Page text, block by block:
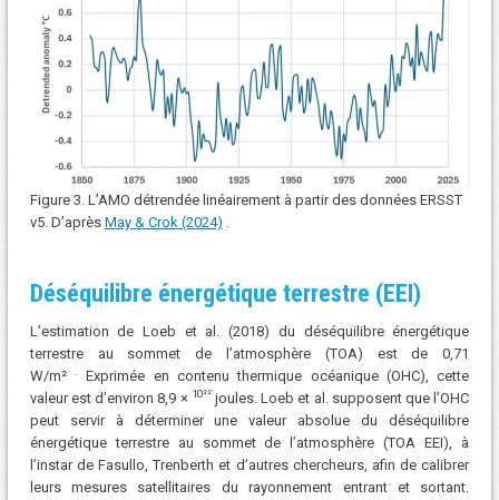
Figure 3. L’AMO détrendée linéairement à partir des données ERSST
v5. D’après May & Crok (2024) .
Déséquilibre énergétique terrestre (EEI)
L’estimation de Loeb et al. (2018) du déséquilibre énergétique
terrestre au sommet de l’atmosphère (TOA) est de 0,71
W/m²
Exprimée en contenu thermique océanique (OHC), cette
valeur est d’environ 8,9 × 10²²joules. Loeb et al. supposent que l’OHC
peut servir à déterminer une valeur absolue du déséquilibre
énergétique terrestre au sommet de l’atmosphère (TOA EEI), à
l’instar de Fasullo, Trenberth et d’autres chercheurs, afin de calibrer
leurs mesures satellitaires du rayonnement entrant et sortant.